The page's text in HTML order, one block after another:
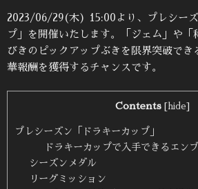
2023/06/29(木) 15:00より、プレシーズ
プ」を開催いたします。「ジェム」や「
びきのピックアップぶきを限界突破でき
華報酬を獲得するチャンスです。
Contents hide
プレシーズン「ドラキーカップ」
ドラキーカップで入手できるエン
シーズンメダル
リーグミッション